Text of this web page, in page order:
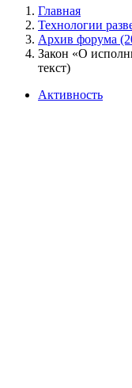
Главная
Технологии
Архив форума
Закон «О
текст)
Активность